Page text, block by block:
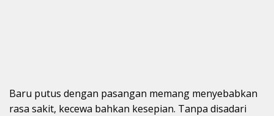
Baru putus dengan pasangan memang menyebabkan
rasa sakit, kecewa bahkan kesepian. Tanpa disadari